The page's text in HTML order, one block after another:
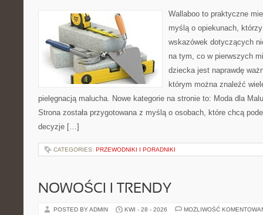
Wallaboo to praktyczne
myślą o opiekunach,
wskazówek dotyczących
na tym, co w pierwszych
dziecka jest naprawdę
którym można znaleźć
pielęgnacją malucha. Nowe kategorie na stronie to: Moda dla
Strona została przygotowana z myślą o osobach, które chcą
decyzje […]
CATEGORIES: PRZEWODNIKI I PORADNIKI
NOWOŚCI I TRENDY
POSTED BY ADMIN KWI - 28 - 2026 MOŻLIWOŚĆ